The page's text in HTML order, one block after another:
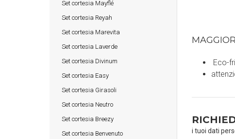
Set cortesia Mayflé
Set cortesia Reyah
Set cortesia Marevita
Set cortesia Laverde
Set cortesia Divinum
Set cortesia Easy
Set cortesia Girasoli
Set cortesia Neutro
Set cortesia Breezy
Set cortesia Benvenuto
Eco-
i tuoi dati